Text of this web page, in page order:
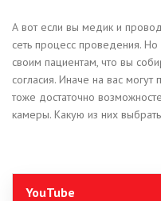
А вот если вы медик и
сеть процесс проведения.
своим пациентам, что вы
согласия. Иначе на вас
тоже достаточно
камеры. Какую из них
YouTube